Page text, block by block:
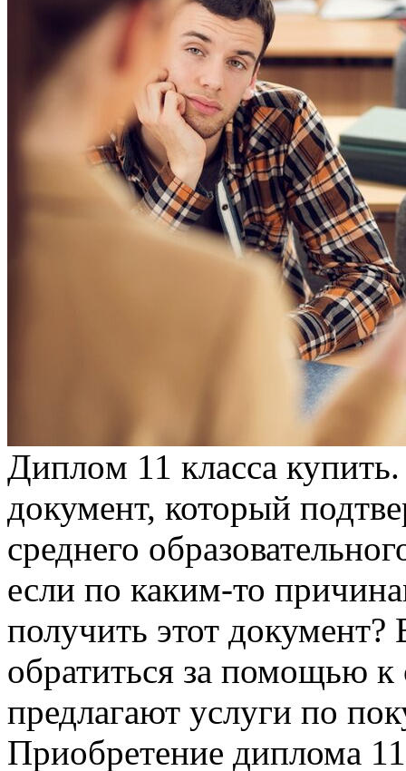
Диплoм 11 клaссa
документ, который
среднего
если по каким-то
получить этот
обратиться за помощью к
предлагают услуги по
Приобретение диплома